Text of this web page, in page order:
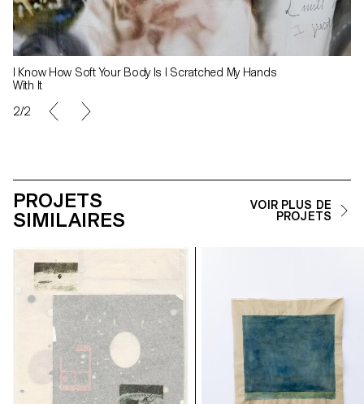
I Know How Soft Your Body Is I Scratched My Hands
With It
2/2
PROJETS
SIMILAIRES
VOIR PLUS DE
PROJETS